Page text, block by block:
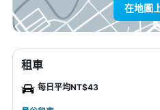
在地圖
租車
每日平均NT$43